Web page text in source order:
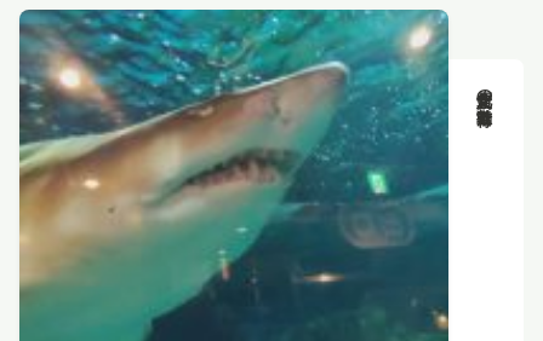
新渡戸文化の教育活動